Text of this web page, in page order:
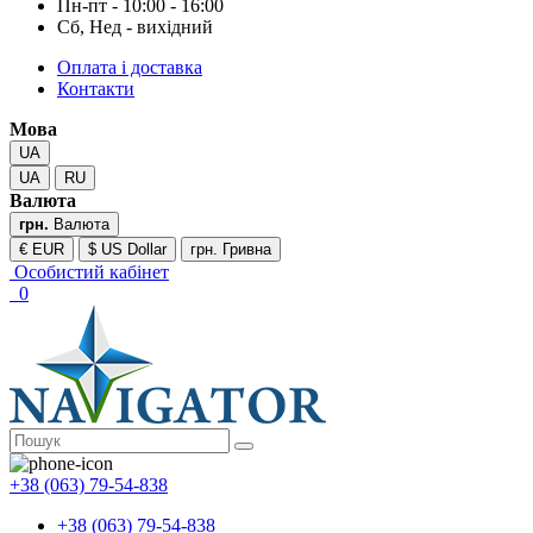
Пн-пт - 10:00 - 16:00
Сб, Нед - вихідний
Оплата і доставка
Контакти
Мова
UA
UA
RU
Валюта
грн. Валюта
€ EUR
$ US Dollar грн. Гривна
Особистий кабінет
0
+38 (063) 79-54-838
+38 (063) 79-54-838